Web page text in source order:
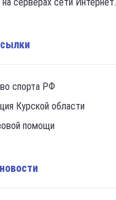
спорта РФ
Курской области
помощи